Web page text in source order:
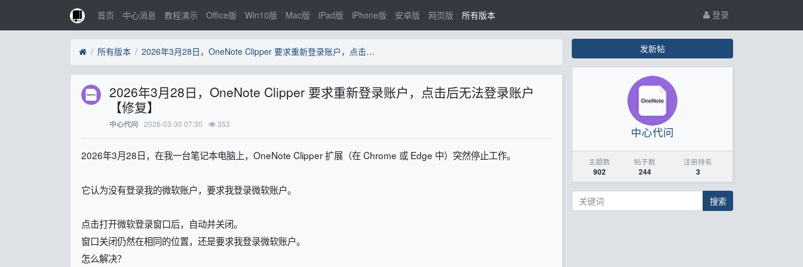
首页 中心消息 教程演示 Office版 Win10版 Mac版 iPad版 iPhone版 安卓版 网页版 所有版本 登录
所有版本 2026年3月28日，OneNote Clipper 要求重新登录账户，点击后无法登录账户【修复】
2026年3月28日，OneNote Clipper 要求重新登录账户，点击后无法登录账户
【修复】
中心代问 2026-03-30 07:30 353
2026年3月28日，在我一台笔记本电脑上，OneNote Clipper 扩展（在 Chrome 或 Edge 中）突然停止工作。
它认为没有登录我的微软账户，要求我登录微软账户。
点击打开微软登录窗口后，自动并关闭。
窗口关闭仍然在相同的位置，还是要求我登录微软账户。
怎么解决？
发新帖
中心代问
主题数
902
帖子数
244
注册排名
3
搜索